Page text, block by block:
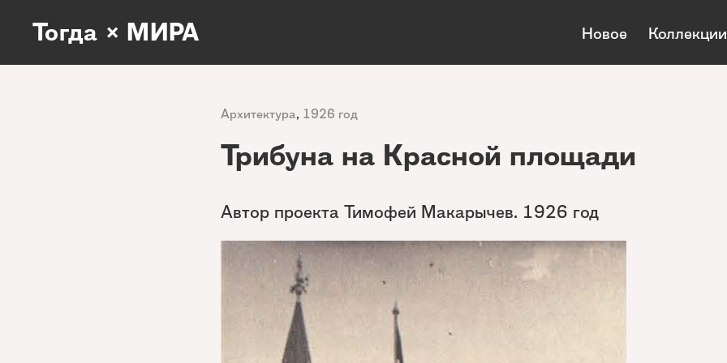
Тогда × МИРА Новое Коллекции
Архитектура, 1926 год
Трибуна на Красной площади
Автор проекта Тимофей Макарычев. 1926 год